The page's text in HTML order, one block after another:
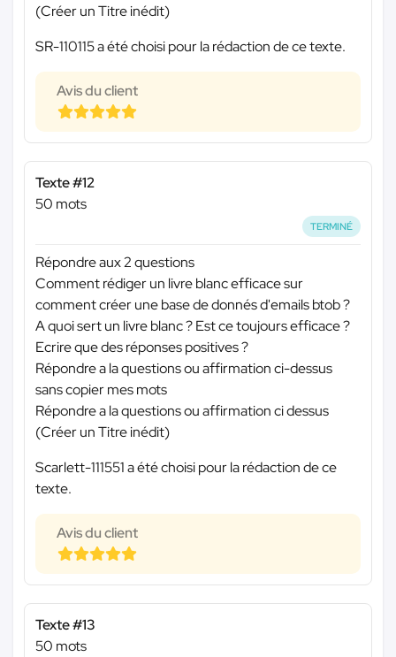
(Créer un Titre inédit)
SR-110115 a été choisi pour la rédaction de ce texte.
Avis du client
Texte #12
50 mots
TERMINÉ
Répondre aux 2 questions
Comment rédiger un livre blanc efficace sur
comment créer une base de donnés d'emails btob ?
A quoi sert un livre blanc ? Est ce toujours efficace ?
Ecrire que des réponses positives ?
Répondre a la questions ou affirmation ci-dessus
sans copier mes mots
Répondre a la questions ou affirmation ci dessus
(Créer un Titre inédit)
Scarlett-111551 a été choisi pour la rédaction de ce
texte.
Avis du client
Texte #13
50 mots